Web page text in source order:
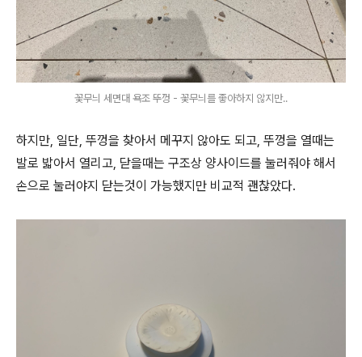
꽃무늬 세면대 욕조 뚜껑 - 꽃무늬를 좋아하지 않지만..
하지만, 일단, 뚜껑을 찾아서 메꾸지 않아도 되고, 뚜껑을 열때는
발로 밟아서 열리고, 닫을때는 구조상 양사이드를 눌러줘야 해서
손으로 눌러야지 닫는것이 가능했지만 비교적 괜찮았다.